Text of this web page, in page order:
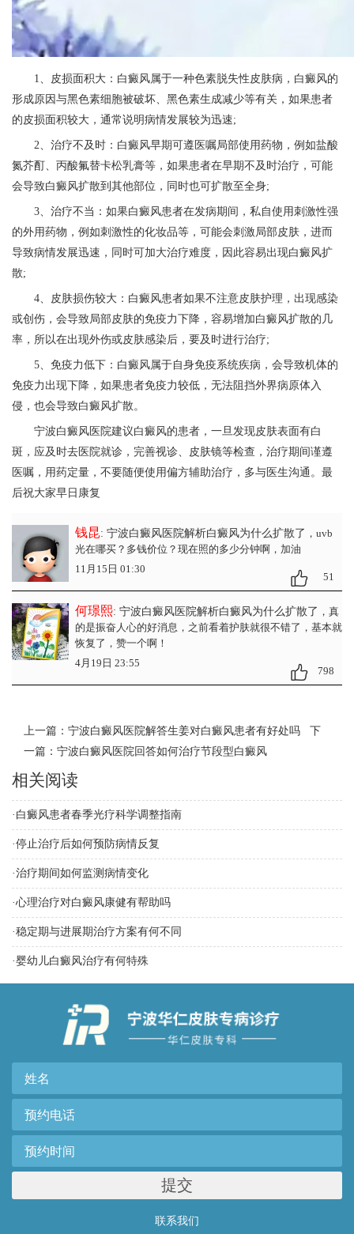
1、皮损面积大：白癜风属于一种色素脱失性皮肤病，白癜风的
形成原因与黑色素细胞被破坏、黑色素生成减少等有关，如果患者
的皮损面积较大，通常说明病情发展较为迅速;
2、治疗不及时：白癜风早期可遵医嘱局部使用药物，例如盐酸
氮芥酊、丙酸氟替卡松乳膏等，如果患者在早期不及时治疗，可能
会导致白癜风扩散到其他部位，同时也可扩散至全身;
3、治疗不当：如果白癜风患者在发病期间，私自使用刺激性强
的外用药物，例如刺激性的化妆品等，可能会刺激局部皮肤，进而
导致病情发展迅速，同时可加大治疗难度，因此容易出现白癜风扩
散;
4、皮肤损伤较大：白癜风患者如果不注意皮肤护理，出现感染
或创伤，会导致局部皮肤的免疫力下降，容易增加白癜风扩散的几
率，所以在出现外伤或皮肤感染后，要及时进行治疗;
5、免疫力低下：白癜风属于自身免疫系统疾病，会导致机体的
免疫力出现下降，如果患者免疫力较低，无法阻挡外界病原体入
侵，也会导致白癜风扩散。
宁波白癜风医院建议白癜风的患者，一旦发现皮肤表面有白
斑，应及时去医院就诊，完善视诊、皮肤镜等检查，治疗期间谨遵
医嘱，用药定量，不要随便使用偏方辅助治疗，多与医生沟通。最
后祝大家早日康复
钱昆: 宁波白癜风医院解析白癜风为什么扩散了 ，uvb
光在哪买？多钱价位？现在照的多少分钟啊，加油
11月15日 01:30
51
何璟熙: 宁波白癜风医院解析白癜风为什么扩散了 ，真
的是振奋人心的好消息，之前看着护肤就很不错了，基本就
恢复了，赞一个啊！
4月19日 23:55
798
上一篇： 宁波白癜风医院解答生姜对白癜风患者有好处吗 下
一篇： 宁波白癜风医院回答如何治疗节段型白癜风
相关阅读
· 白癜风患者春季光疗科学调整指南
·停止治疗后如何预防病情反复
·治疗期间如何监测病情变化
·心理治疗对白癜风康健有帮助吗
·稳定期与进展期治疗方案有何不同
·婴幼儿白癜风治疗有何特殊
提交
联系我们